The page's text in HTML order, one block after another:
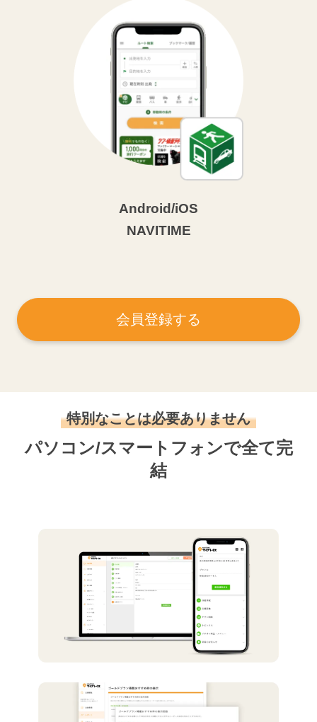
Android/iOS
NAVITIME
会員登録する
特別なことは必要ありません
パソコン/スマートフォンで全て完
結